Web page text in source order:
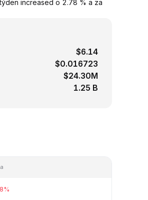
increased o 2.78 % a za
$6.14
$0.016723
$24.30M
1.25 B